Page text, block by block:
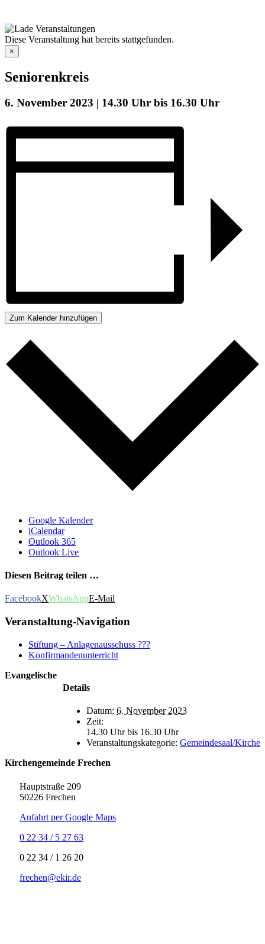
Diese Veranstaltung hat bereits stattgefunden.
×
Seniorenkreis
6. November 2023 | 14.30 Uhr bis 16.30 Uhr
Zum Kalender hinzufügen
Google Kalender
iCalendar
Outlook 365
Outlook Live
Diesen Beitrag teilen …
FacebookXWhatsAppE-Mail
Veranstaltung-Navigation
Stiftung – Anlagenausschuss ???
Konfirmandenunterricht
Details
Datum: 6. November 2023
Zeit:
14.30 Uhr bis 16.30 Uhr
Veranstaltungskategorie: Gemeindesaal/Kirche
Evangelische
Kirchengemeinde Frechen
Hauptstraße 209
50226 Frechen
Anfahrt per Google Maps
0 22 34 / 5 27 63
‍0 22 34 / ‍1 26 20
frechen@ekir.de